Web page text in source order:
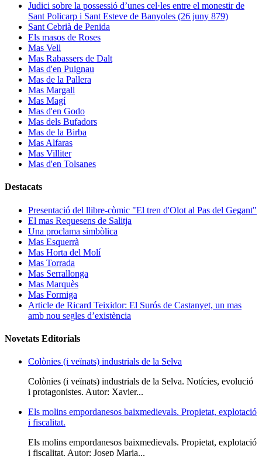
Judici sobre la possessió d’unes cel·les entre el monestir de
Sant Policarp i Sant Esteve de Banyoles (26 juny 879)
Sant Cebrià de Penida
Els masos de Roses
Mas Vell
Mas Rabassers de Dalt
Mas d'en Puignau
Mas de la Pallera
Mas Margall
Mas Magí
Mas d'en Godo
Mas dels Bufadors
Mas de la Birba
Mas Alfaras
Mas Villiter
Mas d'en Tolsanes
Destacats
Presentació del llibre-còmic "El tren d'Olot al Pas del Gegant"
El mas Requesens de Salitja
Una proclama simbòlica
Mas Esquerrà
Mas Horta del Molí
Mas Torrada
Mas Serrallonga
Mas Marquès
Mas Formiga
Article de Ricard Teixidor: El Surós de Castanyet, un mas
amb nou segles d’existència
Novetats Editorials
Colònies (i veïnats) industrials de la Selva
Colònies (i veïnats) industrials de la Selva. Notícies, evolució
i protagonistes. Autor: Xavier...
Els molins empordanesos baixmedievals. Propietat, explotació
i fiscalitat.
Els molins empordanesos baixmedievals. Propietat, explotació
i fiscalitat. Autor: Josep Maria...